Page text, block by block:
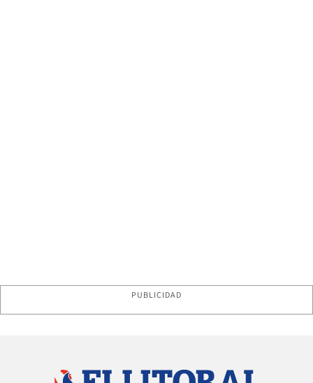
PUBLICIDAD